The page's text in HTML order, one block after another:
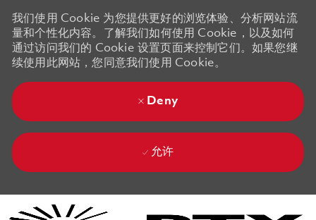
我们使用 Cookie 为您提供更好的浏览体验、分析网站流
量和个性化内容。了解我们如何使用 Cookie，以及如何
通过访问我们的 Cookie 设置页面来控制它们。如果您继
续使用此网站，您同意我们使用 Cookie。
Deny
允许